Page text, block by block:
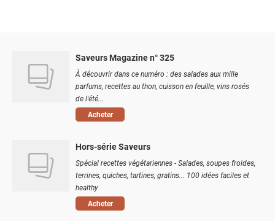
Saveurs Magazine n° 325
À découvrir dans ce numéro : des salades aux mille
parfums, recettes au thon, cuisson en feuille, vins rosés
de l'été...
Acheter
Hors-série Saveurs
Spécial recettes végétariennes - Salades, soupes froides,
terrines, quiches, tartines, gratins... 100 idées faciles et
healthy
Acheter